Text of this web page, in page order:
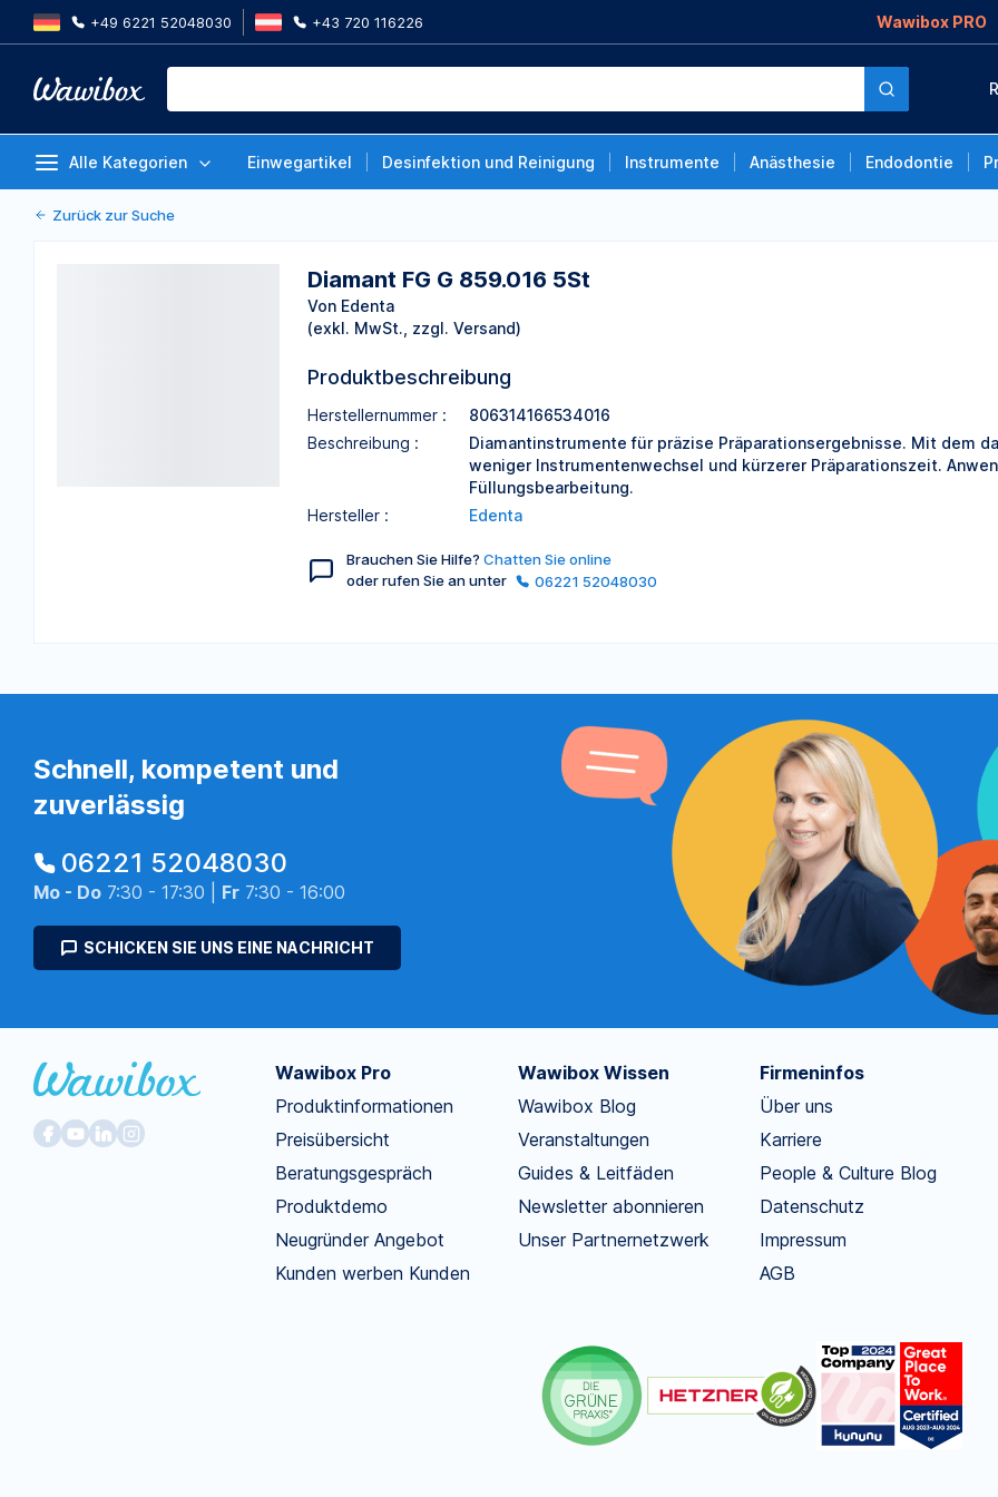
+49 6221 52048030 +43 720 116226 Wawibox PRO
Alle Kategorien Einwegartikel Desinfektion und Reinigung Instrumente Anästhesie Endodontie
Von Edenta
Zurück zur Suche
Diamant FG G 859.016 5St
Von Edenta
(exkl. MwSt., zzgl. Versand)
Produktbeschreibung
Herstellernummer :
806314166534016
Beschreibung :
Diamantinstrumente für präzise Präparationsergebnisse. Mit dem
weniger Instrumentenwechsel und kürzerer Präparationszeit.
Füllungsbearbeitung.
Hersteller :
Edenta
Brauchen Sie Hilfe? Chatten Sie online
oder rufen Sie an unter
06221 52048030
Schnell, kompetent und
zuverlässig
06221 52048030
Mo - Do 7:30 - 17:30 | Fr 7:30 - 16:00
SCHICKEN SIE UNS EINE NACHRICHT
Wawibox Pro
Produktinformationen
Preisübersicht
Beratungsgespräch
Produktdemo
Neugründer Angebot
Kunden werben Kunden
Wawibox Wissen
Wawibox Blog
Veranstaltungen
Guides & Leitfäden
Newsletter abonnieren
Unser Partnernetzwerk
Firmeninfos
Über uns
Karriere
People & Culture Blog
Datenschutz
Impressum
AGB